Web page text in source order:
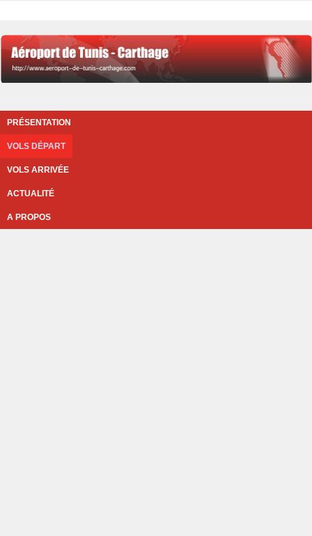
PRÉSENTATION
VOLS DÉPART
VOLS ARRIVÉE
ACTUALITÉ
A PROPOS